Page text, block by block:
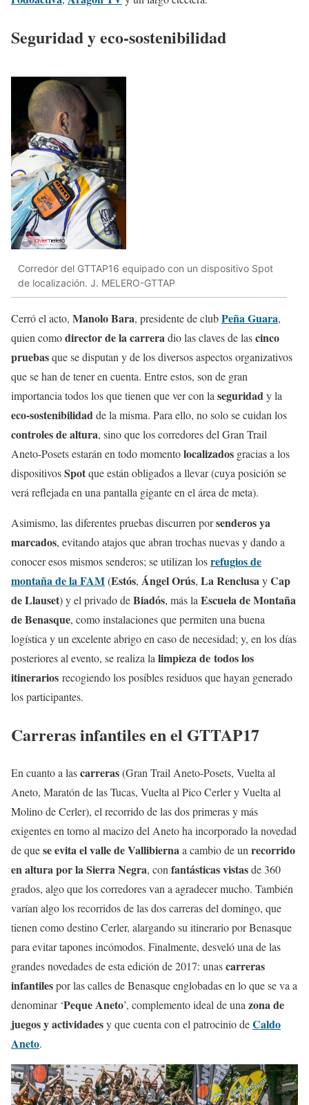
Seguridad y eco-sostenibilidad
Corredor del GTTAP16 equipado con un dispositivo Spot
de localización. J. MELERO-GTTAP
Cerró el acto, Manolo Bara, presidente de clubPeña Guara,
quien comodirector de la carreradio las claves de lascinco
pruebasque se disputan y de los diversos aspectos organizativos
que se han de tener en cuenta. Entre estos, son de gran
importancia todos los que tienen que ver con laseguridady la
eco-sostenibilidadde la misma. Para ello, no solo se cuidan los
controles de altura, sino que los corredores del Gran Trail
Aneto-Posets estarán en todo momentolocalizados gracias a los
dispositivosSpotque están obligados a llevar (cuya posición se
verá reflejada en una pantalla gigante en el área de meta).
Asimismo, las diferentes pruebas discurren porsenderos ya
marcados, evitando atajos que abran trochas nuevas y dando a
conocer esos mismos senderos; se utilizan losrefugios de
montaña de la FAM(Estós, Ángel Orús, La RenclusayCap
de Llauset) y el privado deBiadós, más laEscuela de Montaña
de Benasque, como instalaciones que permiten una buena
logística y un excelente abrigo en caso de necesidad; y, en los días
posteriores al evento, se realiza lalimpieza de todos los
itinerarios recogiendo los posibles residuos que hayan generado
los participantes.
Carreras infantiles en el GTTAP17
En cuanto a lascarreras(Gran Trail Aneto-Posets, Vuelta al
Aneto, Maratón de las Tucas, Vuelta al Pico Cerler y Vuelta al
Molino de Cerler), el recorrido de las dos primeras y más
exigentes en torno al macizo del Aneto ha incorporado la novedad
de quese evita el valle de Vallibiernaa cambio de un recorrido
en altura por la Sierra Negra, con fantásticas vistasde 360
grados, algo que los corredores van a agradecer mucho. También
varían algo los recorridos de las dos carreras del domingo, que
tienen como destino Cerler, alargando su itinerario por Benasque
para evitar tapones incómodos. Finalmente, desveló una de las
grandes novedades de esta edición de 2017: unascarreras
infantilespor las calles de Benasque englobadas en lo que se va a
denominar ‘Peque Aneto’, complemento ideal de una zona de
juegos y actividadesy que cuenta con el patrocinio deCaldo
Aneto.